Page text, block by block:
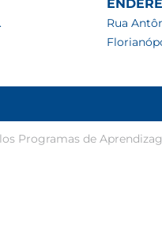
Rua
Programas de